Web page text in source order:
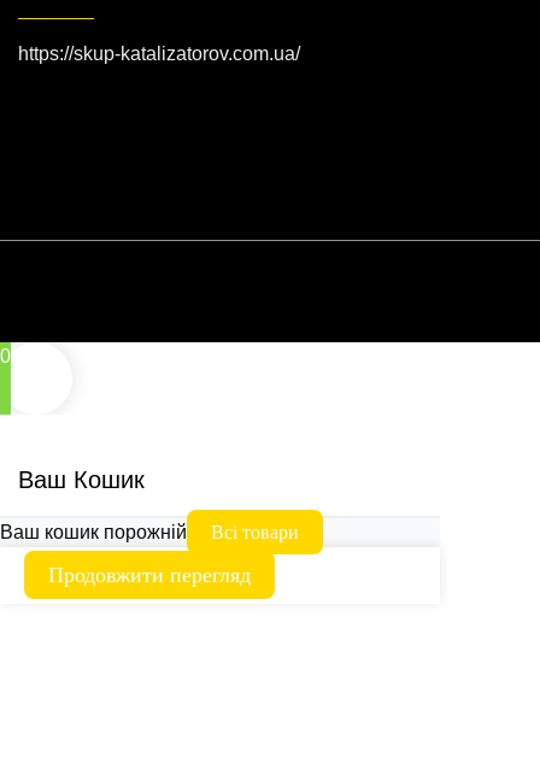
https://skup-katalizatorov.com.ua/
0
Ваш Кошик
Ваш кошик порожній Всі товари
Продовжити перегляд